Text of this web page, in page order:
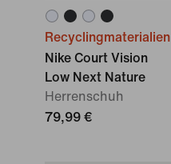
Recyclingmaterialien
Nike Court Vision
Low Next Nature
Herrenschuh
79,99 €